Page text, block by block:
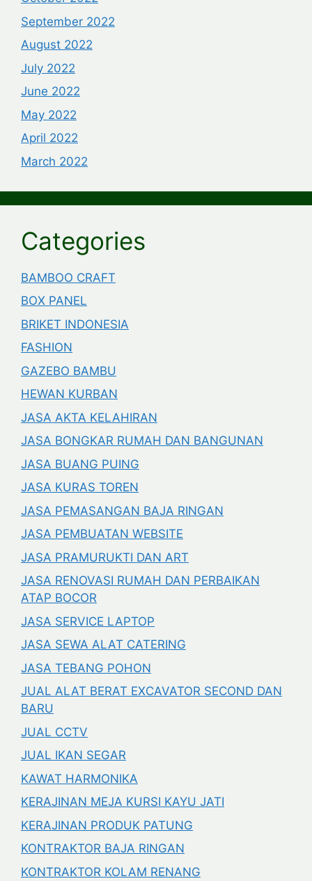
September 2022
August 2022
July 2022
June 2022
May 2022
April 2022
March 2022
Categories
BAMBOO CRAFT
BOX PANEL
BRIKET INDONESIA
FASHION
GAZEBO BAMBU
HEWAN KURBAN
JASA AKTA KELAHIRAN
JASA BONGKAR RUMAH DAN BANGUNAN
JASA BUANG PUING
JASA KURAS TOREN
JASA PEMASANGAN BAJA RINGAN
JASA PEMBUATAN WEBSITE
JASA PRAMURUKTI DAN ART
JASA RENOVASI RUMAH DAN PERBAIKAN
ATAP BOCOR
JASA SERVICE LAPTOP
JASA SEWA ALAT CATERING
JASA TEBANG POHON
JUAL ALAT BERAT EXCAVATOR SECOND DAN
BARU
JUAL CCTV
JUAL IKAN SEGAR
KAWAT HARMONIKA
KERAJINAN MEJA KURSI KAYU JATI
KERAJINAN PRODUK PATUNG
KONTRAKTOR BAJA RINGAN
KONTRAKTOR KOLAM RENANG